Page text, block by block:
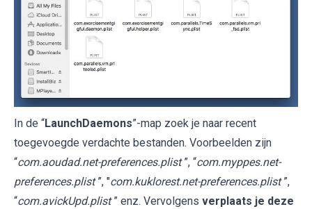
In de “LaunchDaemons”-map zoek je naar recent
toegevoegde verdachte bestanden. Voorbeelden zijn
“com.aoudad.net-preferences.plist ”, “com.myppes.net-
preferences.plist ”, "com.kuklorest.net-preferences.plist ”,
“com.avickUpd.plist ” enz. Vervolgens verplaats je deze